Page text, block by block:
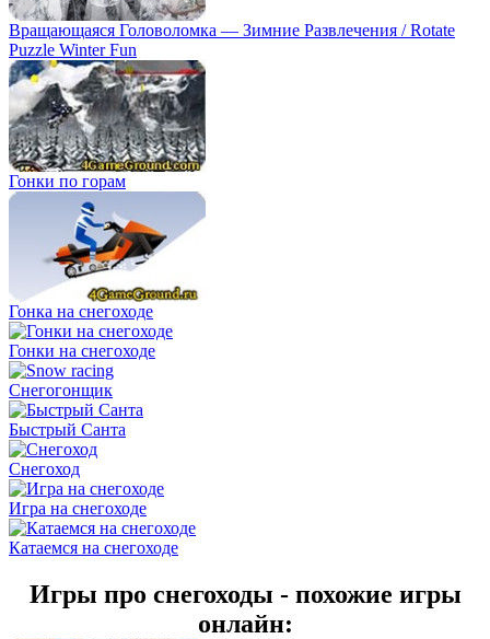
Вращающаяся Головоломка — Зимние Развлечения / Rotate
Puzzle Winter Fun
Гонки по горам
Гонка на снегоходе
Гонки на снегоходе
Снегогонщик
Быстрый Санта
Снегоход
Игра на снегоходе
Катаемся на снегоходе
Игры про снегоходы - похожие игры
онлайн: